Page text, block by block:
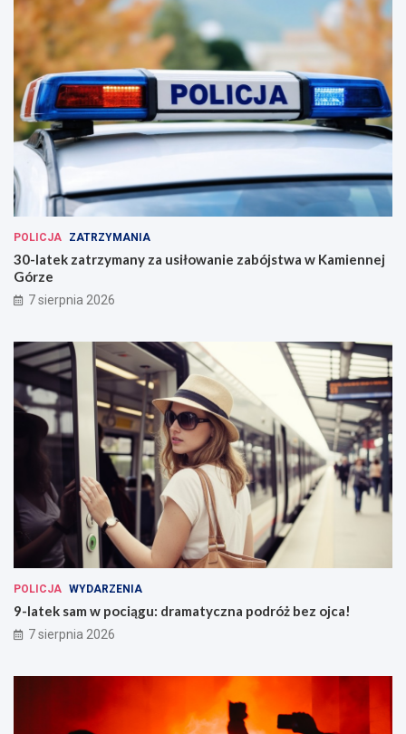
POLICJA ZATRZYMANIA
30-latek zatrzymany za usiłowanie zabójstwa w Kamiennej
Górze
7 sierpnia 2026
POLICJA WYDARZENIA
9-latek sam w pociągu: dramatyczna podróż bez ojca!
7 sierpnia 2026